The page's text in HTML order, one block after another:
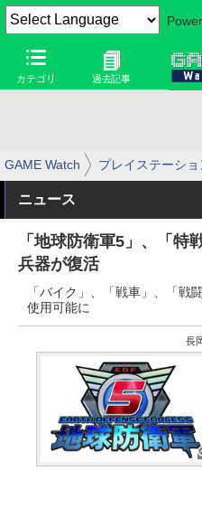
カテゴリ 過去記事
GAME Watch プレイステーショ
ニュース
「地球防衛軍5」、「特
兵器が復活
「バイク」、「戦車」、「戦
使用可能に
長